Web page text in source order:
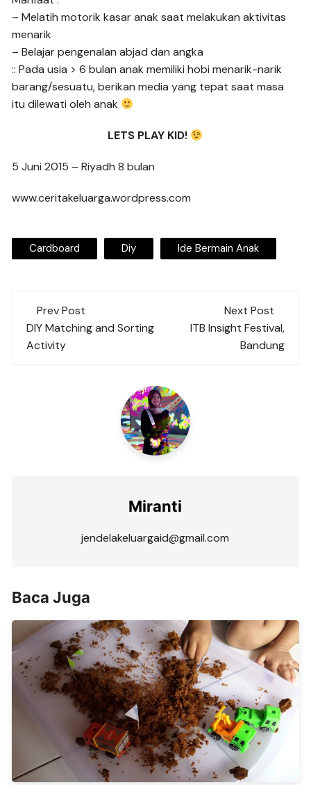
– Melatih motorik kasar anak saat melakukan aktivitas
menarik
– Belajar pengenalan abjad dan angka
:: Pada usia > 6 bulan anak memiliki hobi menarik-narik
barang/sesuatu, berikan media yang tepat saat masa
itu dilewati oleh anak
LETS PLAY KID!
5 Juni 2015 – Riyadh 8 bulan
www.ceritakeluarga.wordpress.com
Cardboard Diy Ide Bermain Anak
Post
navigation
Prev Post
DIY Matching and Sorting
Activity
Next Post
ITB Insight Festival,
Bandung
Miranti
jendelakeluargaid@gmail.com
Baca Juga